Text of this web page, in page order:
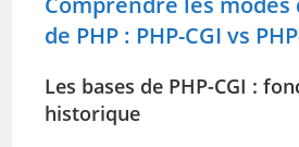
de PHP : PHP-CGI vs
Les bases de PHP-CGI :
historique